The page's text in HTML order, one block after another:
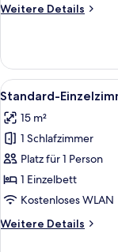
Weitere Details
Weitere
Doppelzimmer
Alle
Fotos
für
Standard-
Einzelzimmer
anzeigen
4
Standard-
15 m²
1 Schlafzimmer
Platz für 1 Person
1 Einzelbett
Kostenloses WLAN
Weitere Details
Weitere